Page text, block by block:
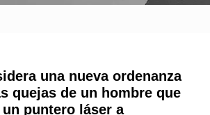
una nueva ordenanza
quejas de un hombre que
puntero láser a